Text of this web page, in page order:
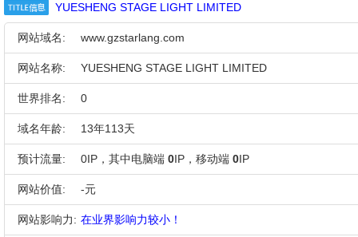
YUESHENG STAGE LIGHT LIMITED
网站域名: www.gzstarlang.com
网站名称: YUESHENG STAGE LIGHT LIMITED
世界排名: 0
域名年龄: 13年113天
预计流量: 0IP，其中电脑端 0IP，移动端 0IP
网站价值: -元
网站影响力: 在业界影响力较小！